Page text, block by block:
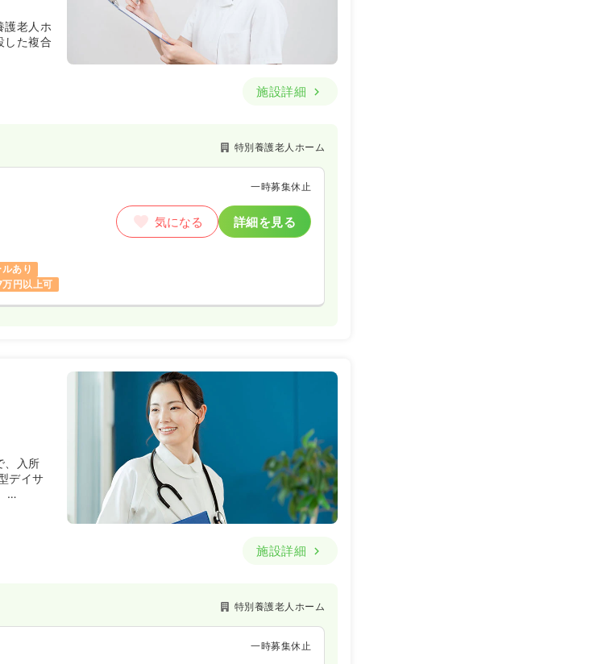
護老人ホ
した複合
指して
スの経
施設詳細
特別養護老人ホーム
一時募集休止
あり
円以上可
気になる 詳細を見る
、入所
デイサ
の好立
ったケ
施設詳細
特別養護老人ホーム
一時募集休止